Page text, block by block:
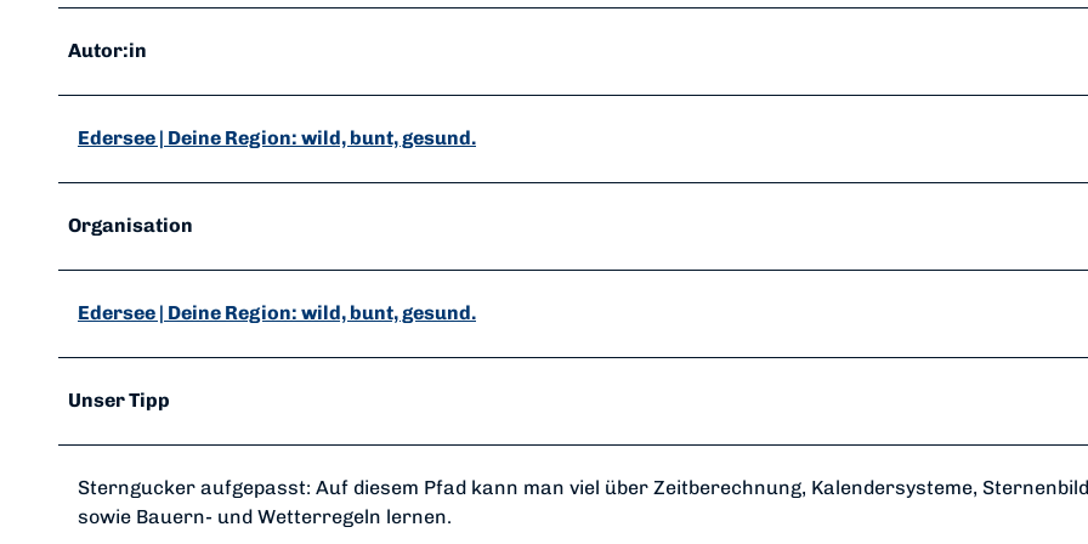
Autor:in
Edersee | Deine Region: wild, bunt, gesund.
Organisation
Edersee | Deine Region: wild, bunt, gesund.
Unser Tipp
Sterngucker aufgepasst: Auf diesem Pfad kann man viel über Zeitberechnung, Kalendersysteme,
sowie Bauern- und Wetterregeln lernen.